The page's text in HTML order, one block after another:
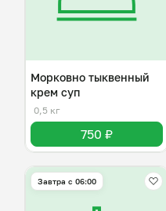
Морковно тыквенный
крем суп
0,5 кг
750 ₽
Завтра c 06:00